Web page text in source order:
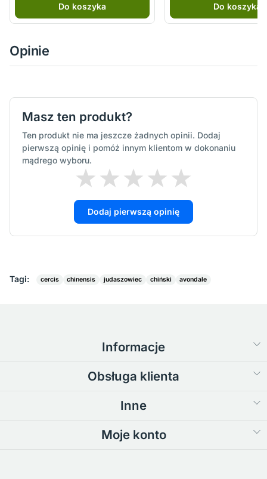
Do koszyka Do koszyka
Opinie
Masz ten produkt?
Ten produkt nie ma jeszcze żadnych opinii. Dodaj
pierwszą opinię i pomóż innym klientom w dokonaniu
mądrego wyboru.
Dodaj pierwszą opinię
Tagi: cercis chinensis judaszowiec chiński avondale
Informacje
Obsługa klienta
Inne
Moje konto